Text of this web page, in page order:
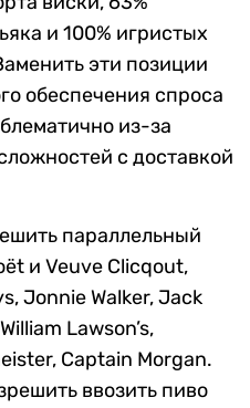
и 100% игристых
эти позиции
обеспечения спроса
из-за
с доставкой
параллельный
и Veuve Clicqout,
Jonnie Walker, Jack
Lawson’s,
Captain Morgan.
ввозить пиво